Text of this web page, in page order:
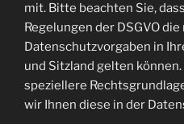
mit. Bitte beachten Sie,
Regelungen der DSGVO
Datenschutzvorgaben in
und Sitzland gelten
speziellere
wir Ihnen diese in der